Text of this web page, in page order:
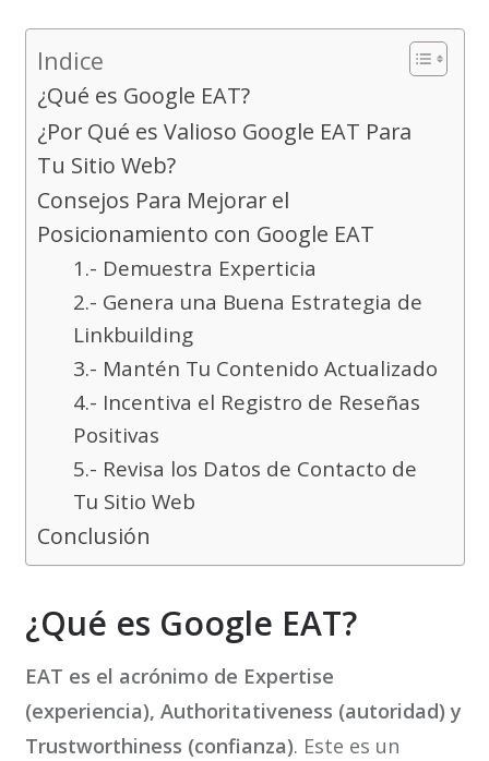
Indice
¿Qué es Google EAT?
¿Por Qué es Valioso Google EAT Para
Tu Sitio Web?
Consejos Para Mejorar el
Posicionamiento con Google EAT
1.- Demuestra Experticia
2.- Genera una Buena Estrategia de
Linkbuilding
3.- Mantén Tu Contenido Actualizado
4.- Incentiva el Registro de Reseñas
Positivas
5.- Revisa los Datos de Contacto de
Tu Sitio Web
Conclusión
¿Qué es Google EAT?
EAT es el acrónimo de Expertise
(experiencia), Authoritativeness (autoridad) y
Trustworthiness (confianza). Este es un